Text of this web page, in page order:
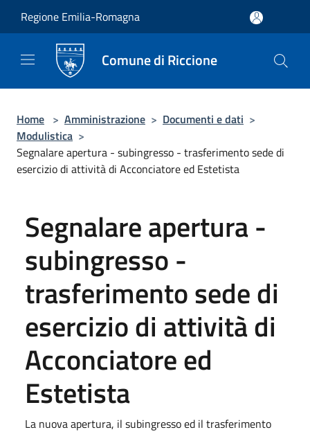
Regione Emilia-Romagna
Comune di Riccione
Home > Amministrazione > Documenti e dati >
Modulistica >
Segnalare apertura - subingresso - trasferimento sede di
esercizio di attività di Acconciatore ed Estetista
Segnalare apertura -
subingresso -
trasferimento sede di
esercizio di attività di
Acconciatore ed
Estetista
La nuova apertura, il subingresso ed il trasferimento